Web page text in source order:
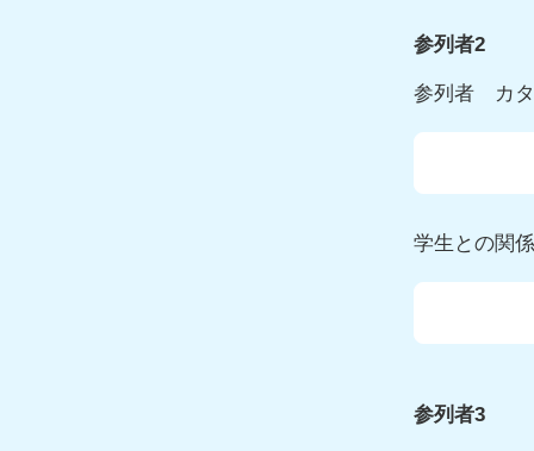
参列者2
参列者 カタ
学生との関係
参列者3